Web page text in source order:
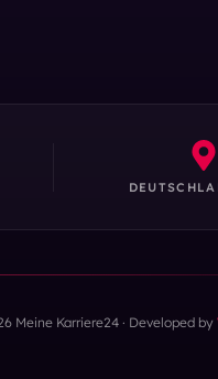
Meine Karriere24 · Developed by